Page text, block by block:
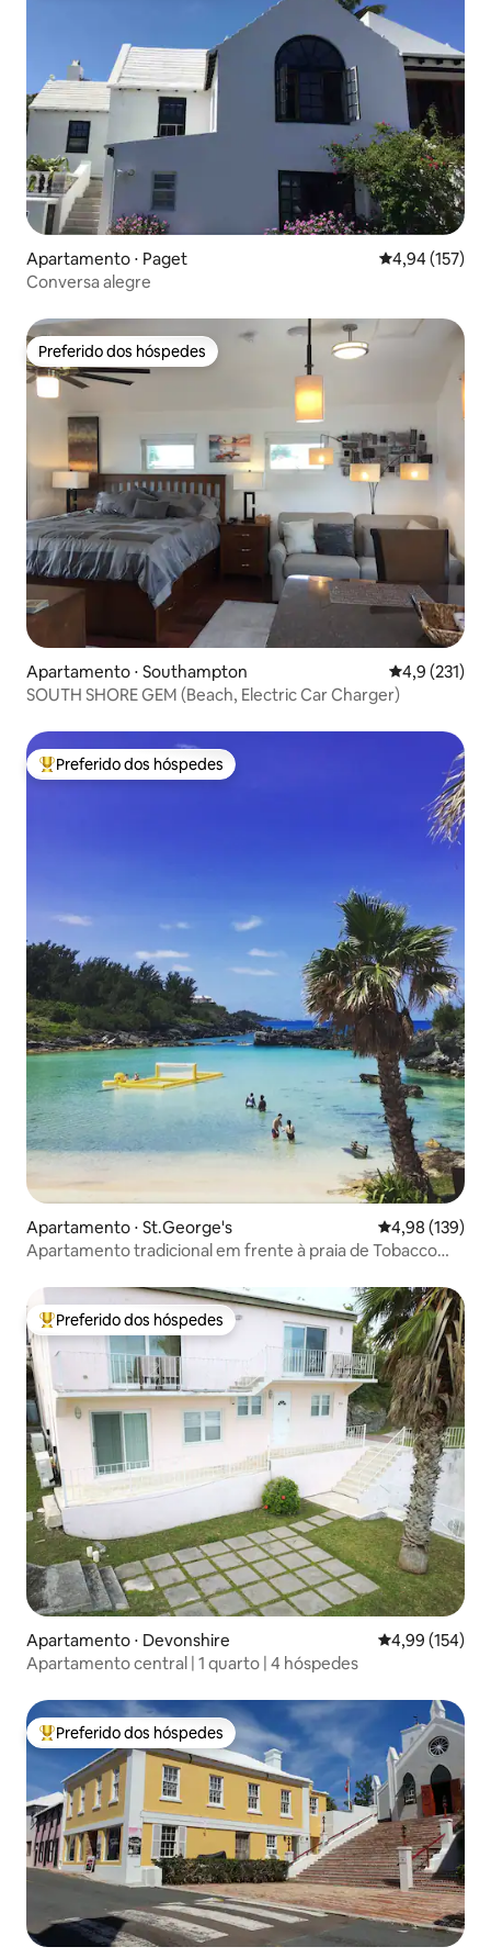
Apartamento ⋅ Paget 4,94 de uma
4,94 (157)
Conversa alegre
Preferido dos hóspedes
Preferido dos hóspedes
Apartamento ⋅ Southampton 4,9 de uma
4,9 (231)
SOUTH SHORE GEM (Beach, Electric Car Charger)
Entre os melhores preferidos dos hóspedes
Preferido dos hóspedes
Apartamento ⋅ St.George's 4,98 de uma
4,98 (139)
Apartamento tradicional em frente à praia de Tobacco
Entre os melhores preferidos dos hóspedes
Preferido dos hóspedes
Apartamento ⋅ Devonshire 4,99 de uma
4,99 (154)
Apartamento central | 1 quarto | 4 hóspedes
Entre os melhores preferidos dos hóspedes
Preferido dos hóspedes